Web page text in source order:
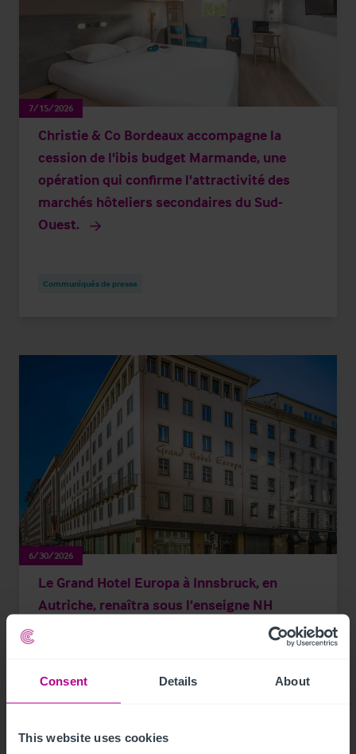
Consent Details About
This website uses cookies
7/15/2026
Christie & Co Bordeaux accompagne la
cession de l'ibis budget Marmande, une
opération qui confirme l'attractivité des
marchés hôteliers secondaires du Sud-
Ouest.
Communiqués de presse
6/30/2026
Le Grand Hotel Europa à Innsbruck, en
Autriche, renaîtra sous l’enseigne NH
Communiqués de presse